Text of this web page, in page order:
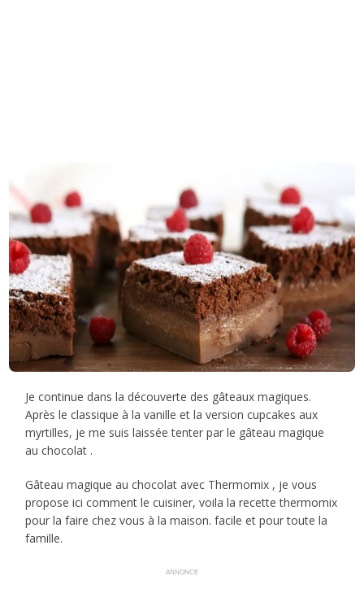
Je continue dans la découverte des gâteaux magiques.
Après le classique à la vanille et la version cupcakes aux
myrtilles, je me suis laissée tenter par le gâteau magique
au chocolat .
Gâteau magique au chocolat avec Thermomix , je vous
propose ici comment le cuisiner, voila la recette thermomix
pour la faire chez vous à la maison. facile et pour toute la
famille.
ANNONCE